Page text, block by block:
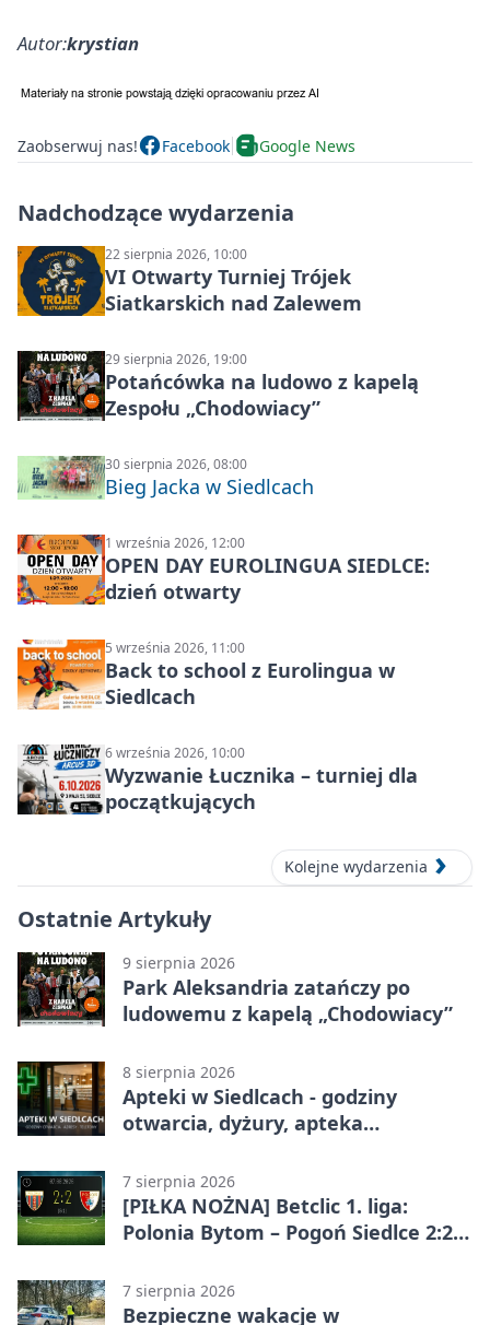
Autor:krystian
Zaobserwuj nas! Facebook Google News
Nadchodzące wydarzenia
22 sierpnia 2026, 10:00
VI Otwarty Turniej Trójek
Siatkarskich nad Zalewem
29 sierpnia 2026, 19:00
Potańcówka na ludowo z kapelą
Zespołu „Chodowiacy”
30 sierpnia 2026, 08:00
Bieg Jacka w Siedlcach
1 września 2026, 12:00
OPEN DAY EUROLINGUA SIEDLCE:
dzień otwarty
5 września 2026, 11:00
Back to school z Eurolingua w
Siedlcach
6 września 2026, 10:00
Wyzwanie Łucznika – turniej dla
początkujących
Kolejne wydarzenia
Ostatnie Artykuły
9 sierpnia 2026
Park Aleksandria zatańczy po
ludowemu z kapelą „Chodowiacy”
8 sierpnia 2026
Apteki w Siedlcach - godziny
otwarcia, dyżury, apteka
7 sierpnia 2026
[PIŁKA NOŻNA] Betclic 1. liga:
Polonia Bytom – Pogoń Siedlce 2:2.
emocjonującej końcówce
7 sierpnia 2026
Bezpieczne wakacje w